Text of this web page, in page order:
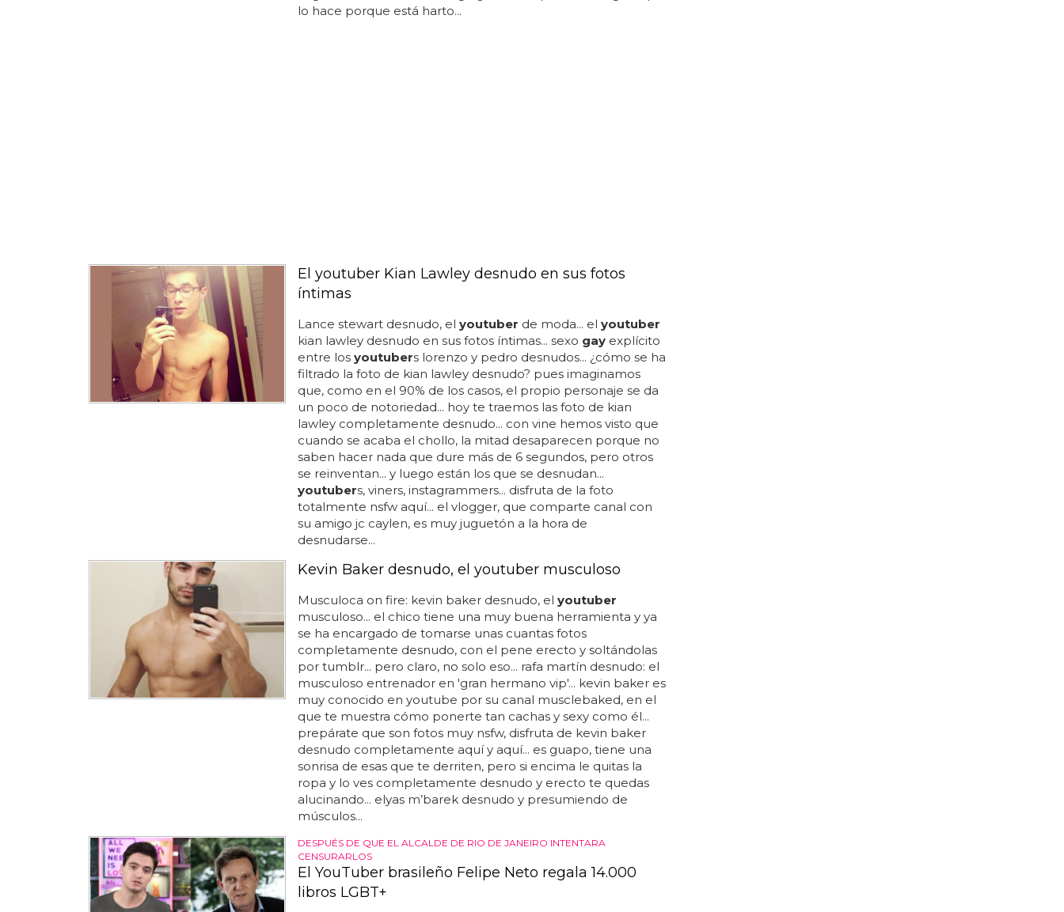
lo hace porque está harto...
El youtuber Kian Lawley desnudo en sus fotos
íntimas
Lance stewart desnudo, el youtuber de moda... el youtuber
kian lawley desnudo en sus fotos íntimas... sexo gayexplícito
entre los youtubers lorenzo y pedro desnudos... ¿cómo se ha
filtrado la foto de kian lawley desnudo? pues imaginamos
que, como en el 90% de los casos, el propio personaje se da
un poco de notoriedad... hoy te traemos las foto de kian
lawley completamente desnudo... con vine hemos visto que
cuando se acaba el chollo, la mitad desaparecen porque no
saben hacer nada que dure más de 6 segundos, pero otros
se reinventan... y luego están los que se desnudan...
youtubers, viners, instagrammers... disfruta de la foto
totalmente nsfw aquí... el vlogger, que comparte canal con
su amigo jc caylen, es muy juguetón a la hora de
desnudarse...
Kevin Baker desnudo, el youtuber musculoso
Musculoca on fire: kevin baker desnudo, el youtuber
musculoso... el chico tiene una muy buena herramienta y ya
se ha encargado de tomarse unas cuantas fotos
completamente desnudo, con el pene erecto y soltándolas
por tumblr... pero claro, no solo eso... rafa martín desnudo: el
musculoso entrenador en 'gran hermano vip'... kevin baker es
muy conocido en youtube por su canal musclebaked, en el
que te muestra cómo ponerte tan cachas y sexy como él...
prepárate que son fotos muy nsfw, disfruta de kevin baker
desnudo completamente aquí y aquí... es guapo, tiene una
sonrisa de esas que te derriten, pero si encima le quitas la
ropa y lo ves completamente desnudo y erecto te quedas
alucinando... elyas m’barek desnudo y presumiendo de
músculos...
DESPUÉS DE QUE EL ALCALDE DE RIO DE JANEIRO INTENTARA
CENSURARLOS
El YouTuber brasileño Felipe Neto regala 14.000
libros LGBT+